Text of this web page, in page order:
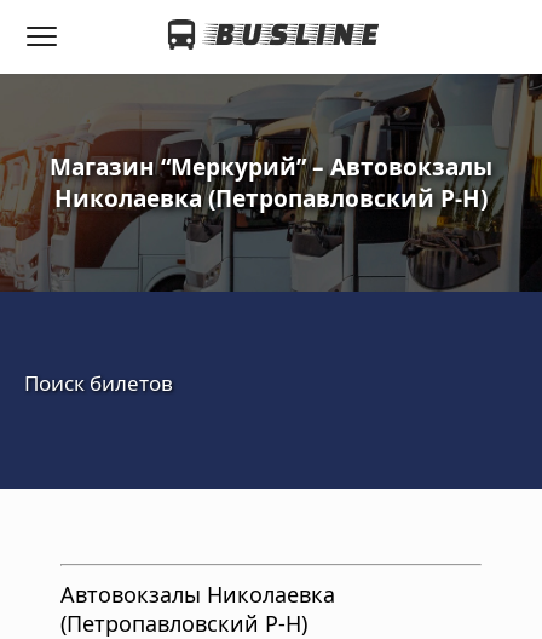
Магазин “Меркурий” – Автовокзалы
Николаевка (Петропавловский Р-Н)
Поиск билетов
Автовокзалы Николаевка
(Петропавловский Р-Н)